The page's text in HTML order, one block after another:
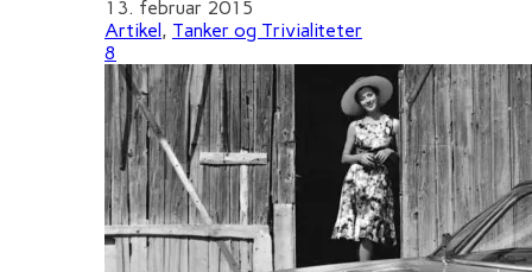
13. februar 2015
Artikel, Tanker og Trivialiteter
8